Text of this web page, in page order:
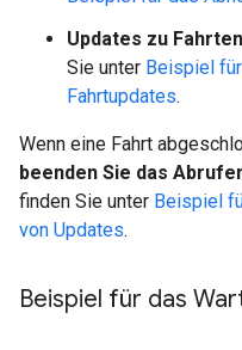
Updates zu
Sie unter Beispiel
Fahrtupdates.
Wenn eine Fahrt
beenden Sie das
finden Sie unter Beispiel
von Updates.
Beispiel für das